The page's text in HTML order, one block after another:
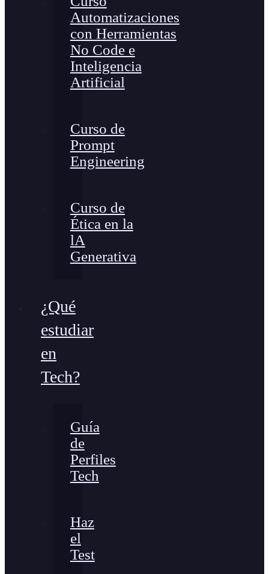
Automatizaciones
con Herramientas
No Code e
Inteligencia
Artificial
Curso de
Prompt
Engineering
Curso de
Ética en la
lA
Generativa
¿Qué
estudiar
en
Tech?
Guía
de
Perfiles
Tech
Haz
el
Test